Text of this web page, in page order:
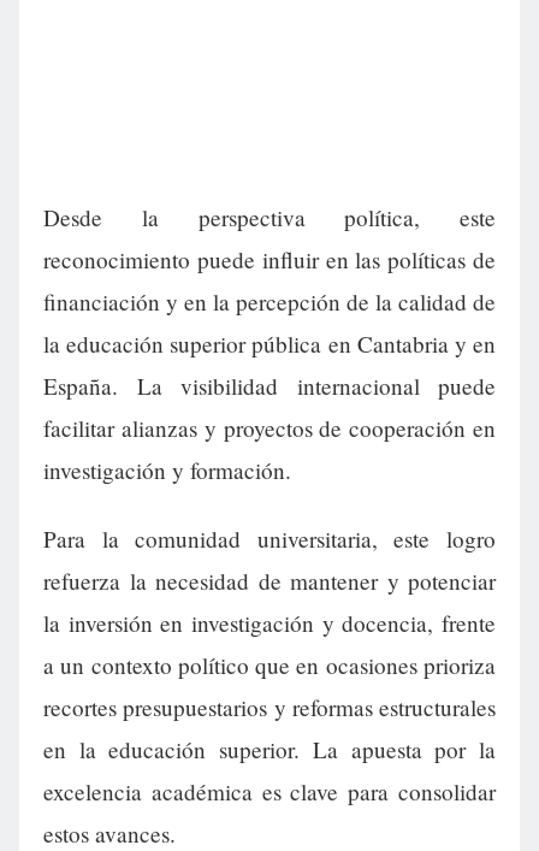
Desde la perspectiva política, este
reconocimiento puede influir en las políticas de
financiación y en la percepción de la calidad de
la educación superior pública en Cantabria y en
España. La visibilidad internacional puede
facilitar alianzas y proyectos de cooperación en
investigación y formación.
Para la comunidad universitaria, este logro
refuerza la necesidad de mantener y potenciar
la inversión en investigación y docencia, frente
a un contexto político que en ocasiones prioriza
recortes presupuestarios y reformas estructurales
en la educación superior. La apuesta por la
excelencia académica es clave para consolidar
estos avances.